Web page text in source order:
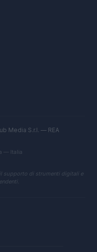
Media S.r.l. — REA
— Italia
supporto di strumenti digitali e